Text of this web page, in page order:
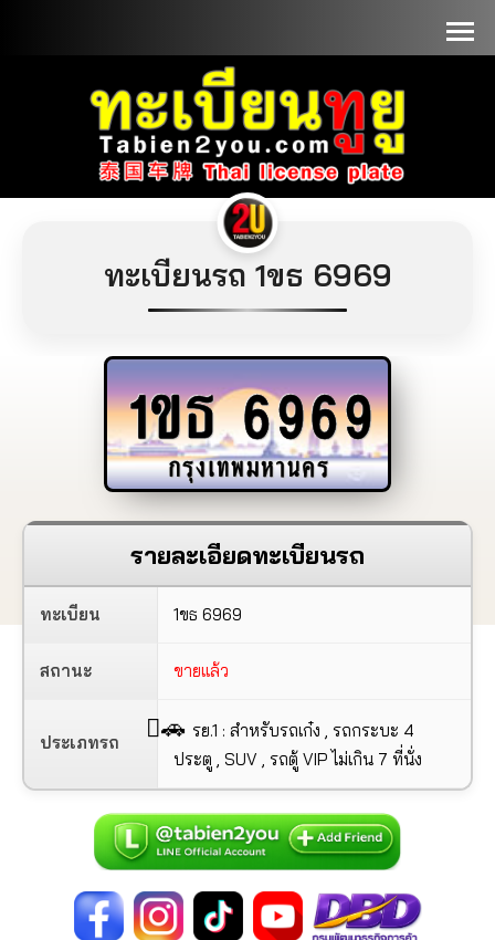
ทะเบียนรถ 1ขธ 6969
1ขธ 6969
กรุงเทพมหานคร
รายละเอียดทะเบียนรถ
ทะเบียน 1ขธ 6969
สถานะ ขายแล้ว
ประเภทรถ
🚗 รย.1 : สำหรับรถเก๋ง , รถกระบะ 4
ประตู , SUV , รถตู้ VIP ไม่เกิน 7 ที่นั่ง